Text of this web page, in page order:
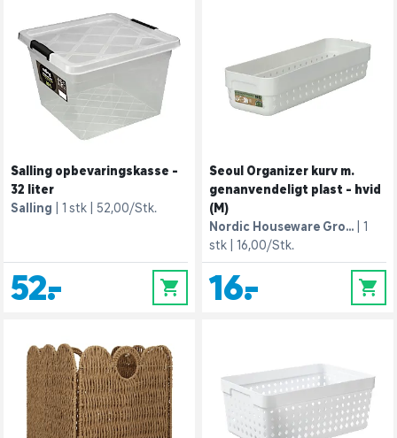
Salling opbevaringskasse -
32 liter
Salling
1 stk 52,00/Stk.
52,- 0
Seoul Organizer kurv m.
genanvendeligt plast - hvid
(M)
Nordic Houseware Gro...
1
stk
16,00/Stk.
16,- 0